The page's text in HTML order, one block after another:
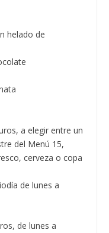
helado de
a elegir entre un
del Menú 15,
cerveza o copa
de lunes a
de lunes a